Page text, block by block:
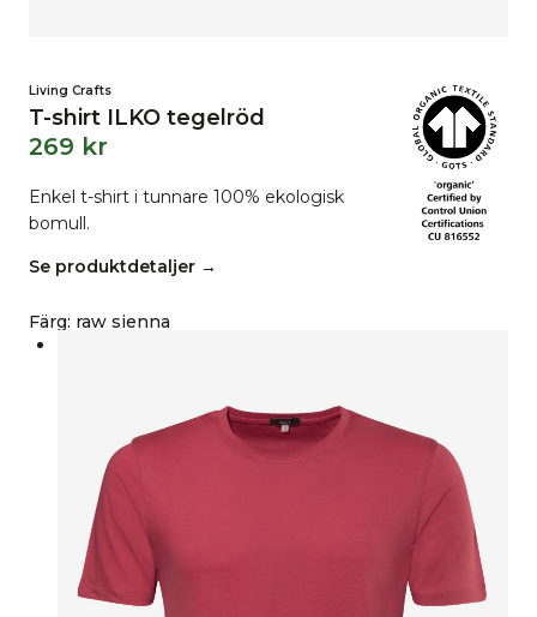
Living Crafts
T-shirt ILKO tegelröd
269 kr
Enkel t-shirt i tunnare 100% ekologisk
bomull.
Se produktdetaljer →
Färg: raw sienna